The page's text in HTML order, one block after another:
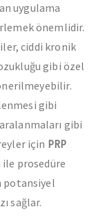
uygulama
önemlidir.
ciddi kronik
gibi özel
gibi
gibi
için PRP
prosedüre
potansiyel
sağlar.